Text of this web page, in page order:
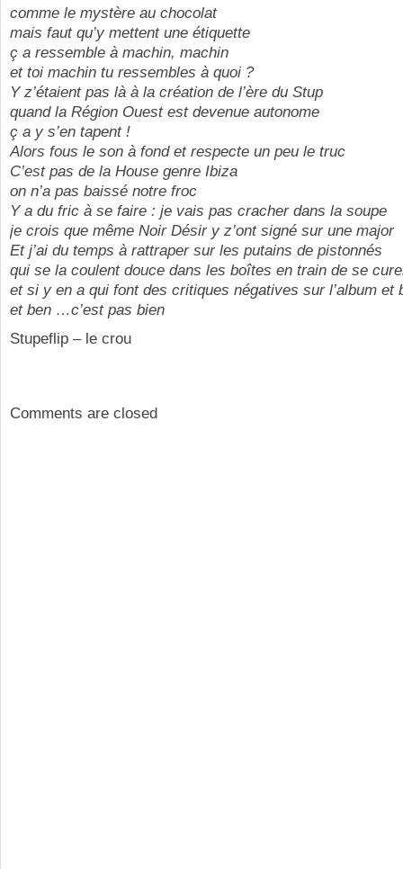
comme le mystère au chocolat
mais faut qu’y mettent une étiquette
ç a ressemble à machin, machin
et toi machin tu ressembles à quoi ?
Y z’étaient pas là à la création de l’ère du Stup
quand la Région Ouest est devenue autonome
ç a y s’en tapent !
Alors fous le son à fond et respecte un peu le truc
C’est pas de la House genre Ibiza
on n’a pas baissé notre froc
Y a du fric à se faire : je vais pas cracher dans la soupe
je crois que même Noir Désir y z’ont signé sur une major
Et j’ai du temps à rattraper sur les putains de pistonnés
qui se la coulent douce dans les boîtes en train de se
et si y en a qui font des critiques négatives sur l’album et
et ben …c’est pas bien
Stupeflip – le crou
Comments are closed